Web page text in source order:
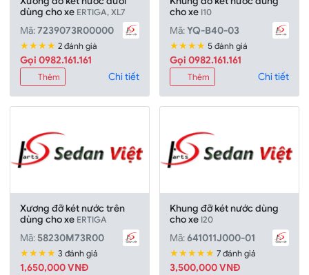
dùng cho xe ERTIGA, XL7
Mã:7239073R00000
★★★★ 2 đánh giá
Gọi 0982.161.161
Thêm Chi tiết
cho xe I10
Mã:YQ-B40-03
★★★★ 5 đánh giá
Gọi 0982.161.161
Thêm Chi tiết
Xương đỡ két nước trên
dùng cho xe ERTIGA
Mã: 58230M73R00
★★★★ 3 đánh giá
1,650,000 VNĐ
Khung đỡ két nước dùng
cho xe I20
Mã:641011J000-01
★★★★★ 7 đánh giá
3,500,000 VNĐ